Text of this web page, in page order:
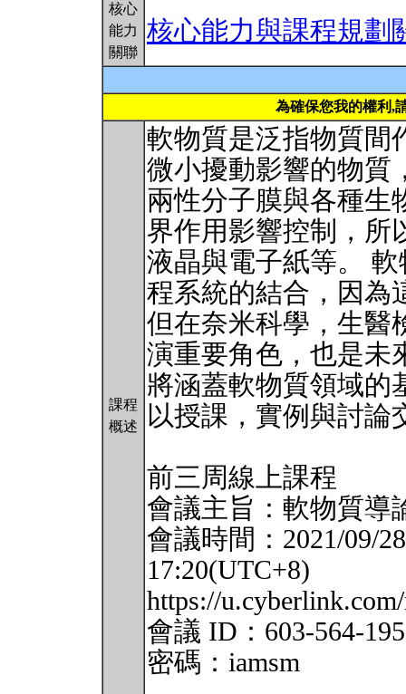
核心
能力
關聯
核心能力與課程規劃
為確保您我的權利,
課程
概述
軟物質是泛指物質間
微小擾動影響的物質
兩性分子膜與各種生
界作用影響控制，所
液晶與電子紙等。
程系統的結合，因為
但在奈米科學，生醫
演重要角色，也是未
將涵蓋軟物質領域的
以授課，實例與討論
前三周線上課程
會議主旨：軟物質導
會議時間：2021/09/
17:20(UTC+8)
https://
會議 ID：603-564-195
密碼：iamsm